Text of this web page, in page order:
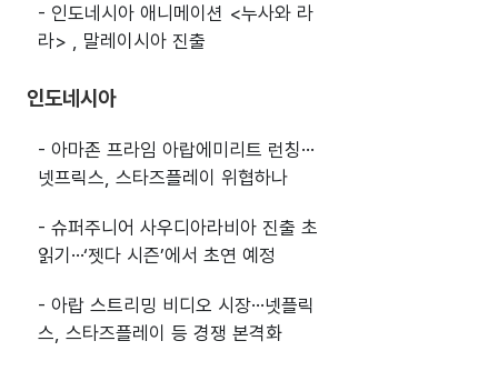
- 인도네시아 애니메이션 <누사와 라
라> , 말레이시아 진출
인도네시아
- 아마존 프라임 아랍에미리트 런칭…
넷프릭스, 스타즈플레이 위협하나
- 슈퍼주니어 사우디아라비아 진출 초
읽기…‘젯다 시즌’에서 초연 예정
- 아랍 스트리밍 비디오 시장…넷플릭
스, 스타즈플레이 등 경쟁 본격화